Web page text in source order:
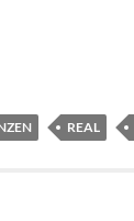
REAL